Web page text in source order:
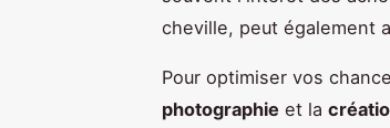
cheville, peut également
Pour optimiser vos
photographie et la